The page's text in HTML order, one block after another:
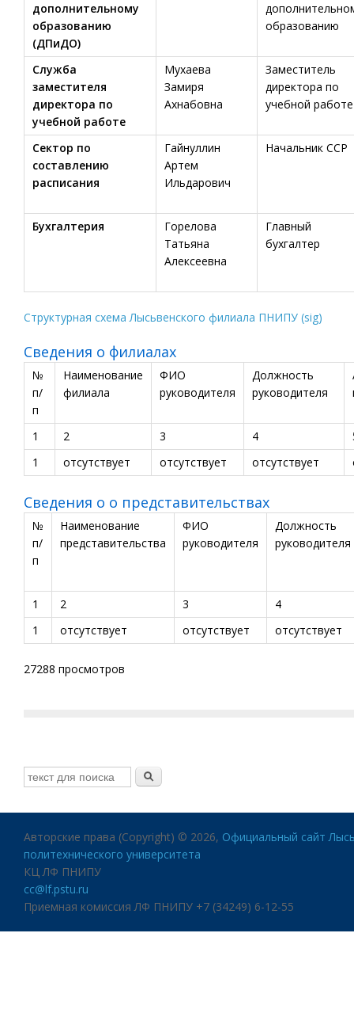
дополнительному
образованию
(ДПиДО)
образованию
Служба
заместителя
директора по
учебной работе
Мухаева
Замиря
Ахнабовна
Заместитель
директора по
учебной работе
Сектор по
составлению
расписания
Гайнуллин
Артем
Ильдарович
Начальник ССР
Бухгалтерия
Горелова
Татьяна
Алексеевна
Главный
бухгалтер
Структурная схема Лысьвенского филиала ПНИПУ (sig)
Сведения о филиалах
№
п/
п
Наименование
филиала
ФИО
руководителя
Должность
руководителя
1 2 3 4
1
отсутствует отсутствует отсутствует
Сведения о о представительствах
№
п/
п
Наименование
представительства
ФИО
руководителя
Должность
руководителя
1 2 3
4
1
отсутствует отсутствует отсутствует
27288 просмотров
Авторские права (Copyright) © 2026, Официальный сайт
политехнического университета
КЦ ЛФ ПНИПУ
cc@lf.pstu.ru
Приемная комиссия ЛФ ПНИПУ +7 (34249) 6-12-55